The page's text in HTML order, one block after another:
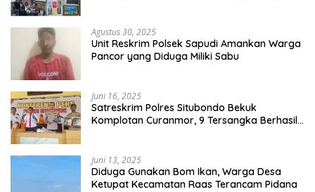
Agustus 30, 2025
Unit Reskrim Polsek Sapudi Amankan Warga
Pancor yang Diduga Miliki Sabu
Juni 16, 2025
Satreskrim Polres Situbondo Bekuk
Komplotan Curanmor, 9 Tersangka Berhasil
Juni 13, 2025
Diduga Gunakan Bom Ikan, Warga Desa
Ketupat Kecamatan Raas Terancam Pidana